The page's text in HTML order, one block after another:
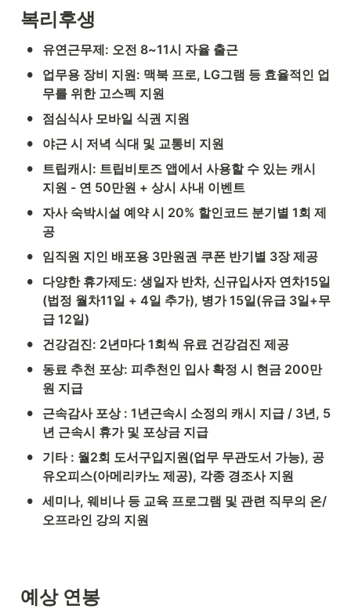
복리후생
• 유연근무제: 오전 8~11시 자율 출근
•
업무용 장비 지원: 맥북 프로, LG그램 등 효율적인 업
무를 위한 고스펙 지원
• 점심식사 모바일 식권 지원
• 야근 시 저녁 식대 및 교통비 지원
•
트립캐시: 트립비토즈 앱에서 사용할 수 있는 캐시
지원 - 연 50만원 + 상시 사내 이벤트
• 자사 숙박시설 예약 시 20% 할인코드 분기별 1회 제
공
• 임직원 지인 배포용 3만원권 쿠폰 반기별 3장 제공
•
다양한 휴가제도: 생일자 반차, 신규입사자 연차15일
(법정 월차11일 + 4일 추가), 병가 15일(유급 3일+무
급 12일)
• 건강검진: 2년마다 1회씩 유료 건강검진 제공
•
동료 추천 포상: 피추천인 입사 확정 시 현금 200만
원 지급
•
근속감사 포상 : 1년근속시 소정의 캐시 지급 / 3년, 5
년 근속시 휴가 및 포상금 지급
•
기타 : 월2회 도서구입지원(업무 무관도서 가능), 공
유오피스(아메리카노 제공), 각종 경조사 지원
• 세미나, 웨비나 등 교육 프로그램 및 관련 직무의 온/
오프라인 강의 지원
예상 연봉